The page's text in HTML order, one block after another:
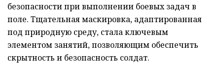
безопасности при выполнении боевых задач в
поле. Тщательная маскировка, адаптированная
под природную среду, стала ключевым
элементом занятий, позволяющим обеспечить
скрытность и безопасность солдат.